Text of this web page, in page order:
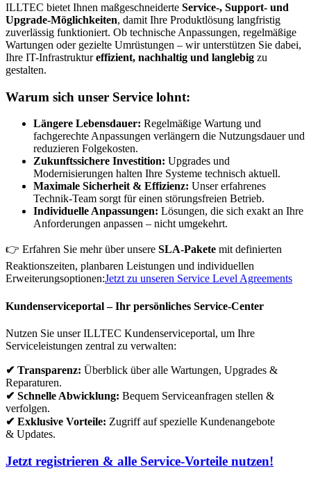
ILLTEC bietet Ihnen maßgeschneiderte Service-, Support- und
Upgrade-Möglichkeiten, damit Ihre Produktlösung langfristig
zuverlässig funktioniert. Ob technische Anpassungen, regelmäßige
Wartungen oder gezielte Umrüstungen – wir unterstützen Sie dabei,
Ihre IT-Infrastruktureffizient, nachhaltig und langlebig zu
gestalten.
Warum sich unser Service lohnt:
Längere Lebensdauer: Regelmäßige Wartung und
fachgerechte Anpassungen verlängern die Nutzungsdauer und
reduzieren Folgekosten.
Zukunftssichere Investition: Upgrades und
Modernisierungen halten Ihre Systeme technisch aktuell.
Maximale Sicherheit & Effizienz: Unser erfahrenes
Technik-Team sorgt für einen störungsfreien Betrieb.
Individuelle Anpassungen: Lösungen, die sich exakt an Ihre
Anforderungen anpassen – nicht umgekehrt.
👉 Erfahren Sie mehr über unsere SLA-Pakete mit definierten
Reaktionszeiten, planbaren Leistungen und individuellen
Erweiterungsoptionen:Jetzt zu unseren Service Level Agreements
Kundenserviceportal – Ihr persönliches Service-Center
Nutzen Sie unser ILLTEC Kundenserviceportal, um Ihre
Serviceleistungen zentral zu verwalten:
✔ Transparenz: Überblick über alle Wartungen, Upgrades &
Reparaturen.
✔ Schnelle Abwicklung: Bequem Serviceanfragen stellen &
verfolgen.
✔ Exklusive Vorteile: Zugriff auf spezielle Kundenangebote
& Updates.
Jetzt registrieren & alle Service-Vorteile nutzen!